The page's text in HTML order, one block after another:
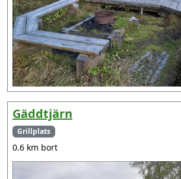
Gäddtjärn
Grillplats
0.6 km bort